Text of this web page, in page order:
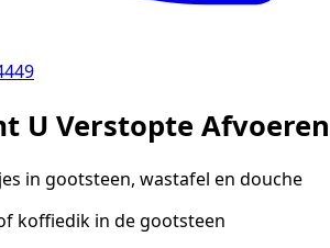
U Verstopte Afvoeren
in gootsteen, wastafel en douche
koffiedik in de gootsteen